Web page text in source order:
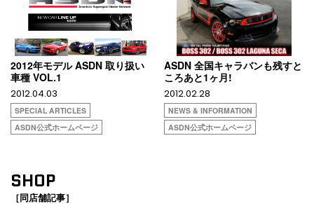
2012年モデル ASDN 取り扱い
車種 VOL.1
2012.04.03
SPECIAL ARTICLES
ASDN公式ホームページ
ASDN 全国キャラバンも残すと
ころあと1ヶ月!
2012.02.28
NEWS & INFORMATION
ASDN公式ホームページ
SHOP
［同店舗記事］